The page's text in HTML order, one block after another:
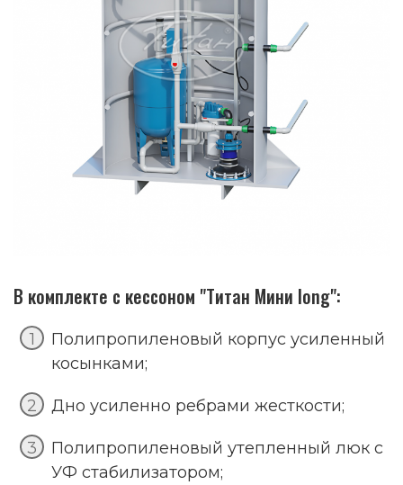
В комплекте с кессоном "Титан Мини long":
Полипропиленовый корпус усиленный
косынками;
Дно усиленно ребрами жесткости;
Полипропиленовый утепленный люк с
УФ стабилизатором;